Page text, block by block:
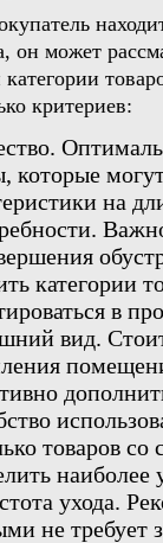
он может
категории
критериев:
которые
на
категории
в
вид.
товаров
наиболее
ухода.
не требует